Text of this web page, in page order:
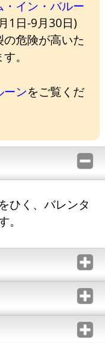
・イン・バルー
1日-9月30日)
危険が高いた
。
ーンをご覧くだ
ひく、バレンタ
。